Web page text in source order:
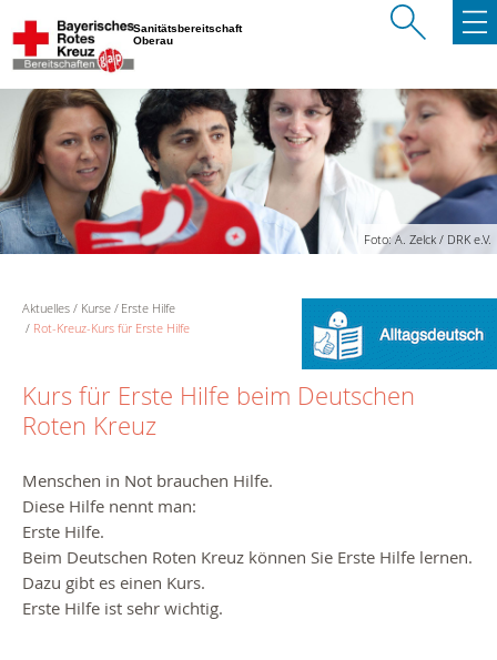
Sanitätsbereitschaft
Oberau
Foto: A. Zelck / DRK e.V.
Aktuelles Kurse
Erste Hilfe
Rot-Kreuz-Kurs für Erste Hilfe
Kurs für Erste Hilfe beim Deutschen
Roten Kreuz
Menschen in Not brauchen Hilfe.
Diese Hilfe nennt man:
Erste Hilfe.
Beim Deutschen Roten Kreuz können Sie Erste Hilfe lernen.
Dazu gibt es einen Kurs.
Erste Hilfe ist sehr wichtig.